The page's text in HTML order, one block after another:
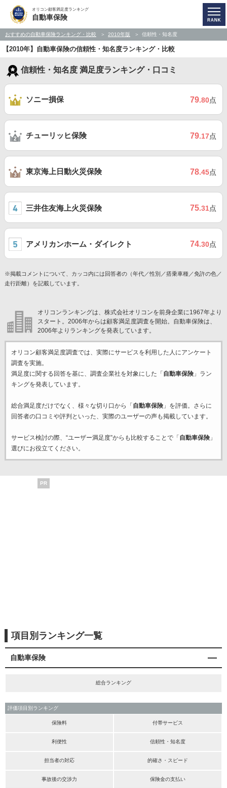
オリコン顧客満足度ランキング
自動車保険
おすすめの自動車保険ランキング・比較 2010年版 信頼性・知名度
【2010年】自動車保険の信頼性・知名度ランキング・比較
信頼性・知名度 満足度ランキング・口コミ
ソニー損保 79.80点
チューリッヒ保険 79.17点
東京海上日動火災保険 78.45点
三井住友海上火災保険 75.31点
アメリカンホーム・ダイレクト 74.30点
※掲載コメントについて、カッコ内には回答者の（年代／性別／搭乗車種／免許の色／
走行距離）を記載しています。
オリコンランキングは、株式会社オリコンを前身企業に1967年より
スタート。2006年からは顧客満足度調査を開始。自動車保険は、
2006年よりランキングを発表しています。
オリコン顧客満足度調査では、実際にサービスを利用した 人にアンケート
調査を実施。
満足度に関する回答を基に、調査企業社を対象にした「 自動車保険」ラン
キングを発表しています。
総合満足度だけでなく、様々な切り口から「 自動車保険」を評価。さらに
回答者の口コミや評判といった、実際のユーザーの声も掲載しています。
サービス検討の際、“ユーザー満足度”からも比較することで「 自動車保険」
選びにお役立てください。
PR
項目別ランキング一覧
自動車保険
総合ランキング
評価項目別ランキング
保険料 付帯サービス
利便性 信頼性・知名度
担当者の対応 的確さ・スピード
事故後の交渉力 保険金の支払い